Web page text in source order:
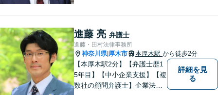
B面談可】【本厚木駅1分】
進藤 亮 弁護士
進藤・田村法律事務所
神奈川県| 厚木市 本厚木駅 から徒歩2分
【本厚木駅2分】【弁護士歴1
5年目】【中小企業支援】【複
数社の顧問弁護士】企業法
詳細を見
る